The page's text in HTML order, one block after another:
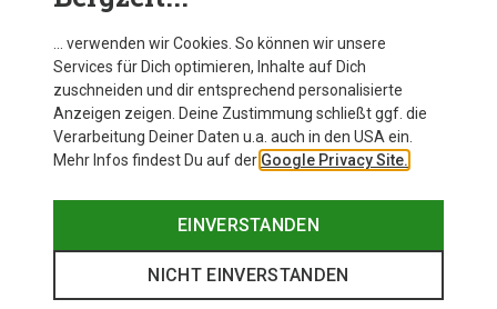
… verwenden wir Cookies. So können wir unsere
Services für Dich optimieren, Inhalte auf Dich
zuschneiden und dir entsprechend personalisierte
Anzeigen zeigen. Deine Zustimmung schließt ggf. die
Verarbeitung Deiner Daten u.a. auch in den USA ein.
Mehr Infos findest Du auf der Google Privacy Site.
EINVERSTANDEN
NICHT EINVERSTANDEN